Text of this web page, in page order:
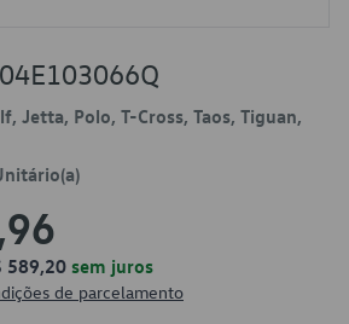
Jetta, Polo, T-Cross, Taos, Tiguan,
589,20 sem juros
de parcelamento